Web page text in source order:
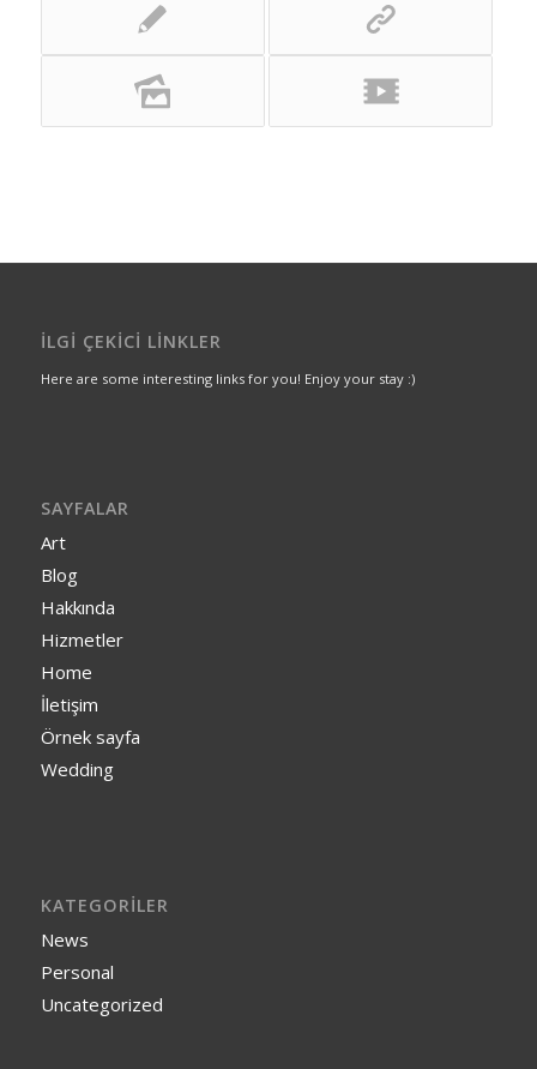
İLGI ÇEKICI LINKLER
Here are some interesting links for you! Enjoy your stay :)
SAYFALAR
Art
Blog
Hakkında
Hizmetler
Home
İletişim
Örnek sayfa
Wedding
KATEGORILER
News
Personal
Uncategorized